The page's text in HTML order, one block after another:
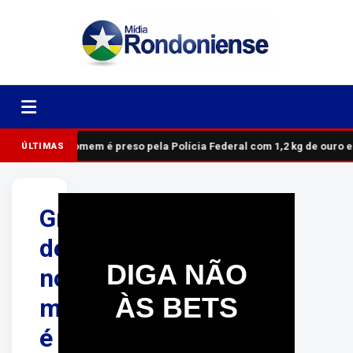
ÚLTIMAS Homem é preso pela Polícia Federal com 1,2 kg de ouro
Grávida
de
nove
meses
é
DIGA NÃO
ÀS BETS